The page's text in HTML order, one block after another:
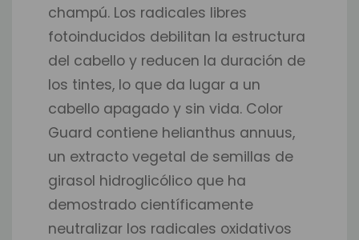
champú. Los radicales libres
fotoinducidos debilitan la estructura
del cabello y reducen la duración de
los tintes, lo que da lugar a un
cabello apagado y sin vida. Color
Guard contiene helianthus annuus,
un extracto vegetal de semillas de
girasol hidroglicólico que ha
demostrado científicamente
neutralizar los radicales oxidativos